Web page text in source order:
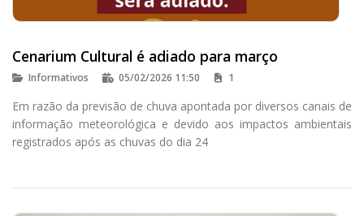
Cenarium Cultural é adiado para março
Informativos 05/02/2026 11:50 1
Em razão da previsão de chuva apontada por diversos canais de
informação meteorológica e devido aos impactos ambientais
registrados após as chuvas do dia 24